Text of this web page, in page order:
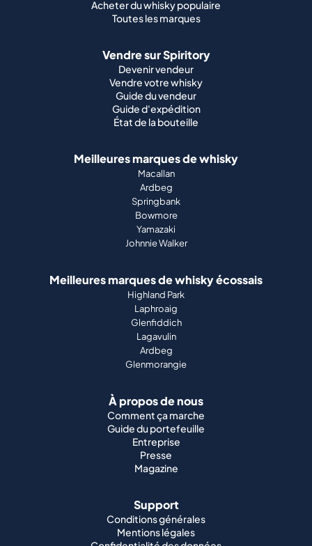
Acheter du whisky populaire
Toutes les marques
Vendre sur Spiritory
Devenir vendeur
Vendre votre whisky
Guide du vendeur
Guide d'expédition
État de la bouteille
Meilleures marques de whisky
Macallan
Ardbeg
Springbank
Bowmore
Yamazaki
Johnnie Walker
Meilleures marques de whisky écossais
Highland Park
Laphroaig
Glenfiddich
Lagavulin
Ardbeg
Glenmorangie
À propos de nous
Comment ça marche
Guide du portefeuille
Entreprise
Presse
Magazine
Support
Conditions générales
Mentions légales